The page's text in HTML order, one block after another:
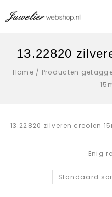
13.22820
Home / Producten
13.22820 zilveren creolen
Enig
Standaard